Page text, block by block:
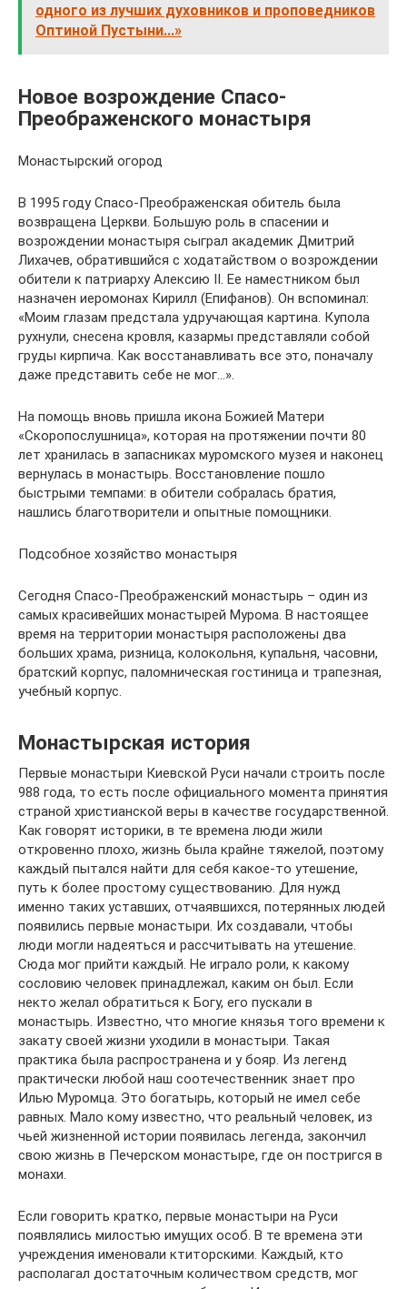
одного из лучших духовников и проповедников
Оптиной Пустыни...»
Новое возрождение Спасо-
Преображенского монастыря
Монастырский огород
В 1995 году Спасо-Преображенская обитель была
возвращена Церкви. Большую роль в спасении и
возрождении монастыря сыграл академик Дмитрий
Лихачев, обратившийся с ходатайством о возрождении
обители к патриарху Алексию II. Ее наместником был
назначен иеромонах Кирилл (Епифанов). Он вспоминал:
«Моим глазам предстала удручающая картина. Купола
рухнули, снесена кровля, казармы представляли собой
груды кирпича. Как восстанавливать все это, поначалу
даже представить себе не мог…».
На помощь вновь пришла икона Божией Матери
«Скоропослушница», которая на протяжении почти 80
лет хранилась в запасниках муромского музея и наконец
вернулась в монастырь. Восстановление пошло
быстрыми темпами: в обители собралась братия,
нашлись благотворители и опытные помощники.
Подсобное хозяйство монастыря
Сегодня Спасо-Преображенский монастырь – один из
самых красивейших монастырей Мурома. В настоящее
время на территории монастыря расположены два
больших храма, ризница, колокольня, купальня, часовни,
братский корпус, паломническая гостиница и трапезная,
учебный корпус.
Монастырская история
Первые монастыри Киевской Руси начали строить после
988 года, то есть после официального момента принятия
страной христианской веры в качестве государственной.
Как говорят историки, в те времена люди жили
откровенно плохо, жизнь была крайне тяжелой, поэтому
каждый пытался найти для себя какое-то утешение,
путь к более простому существованию. Для нужд
именно таких уставших, отчаявшихся, потерянных людей
появились первые монастыри. Их создавали, чтобы
люди могли надеяться и рассчитывать на утешение.
Сюда мог прийти каждый. Не играло роли, к какому
сословию человек принадлежал, каким он был. Если
некто желал обратиться к Богу, его пускали в
монастырь. Известно, что многие князья того времени к
закату своей жизни уходили в монастыри. Такая
практика была распространена и у бояр. Из легенд
практически любой наш соотечественник знает про
Илью Муромца. Это богатырь, который не имел себе
равных. Мало кому известно, что реальный человек, из
чьей жизненной истории появилась легенда, закончил
свою жизнь в Печерском монастыре, где он постригся в
монахи.
Если говорить кратко, первые монастыри на Руси
появлялись милостью имущих особ. В те времена эти
учреждения именовали ктиторскими. Каждый, кто
располагал достаточным количеством средств, мог